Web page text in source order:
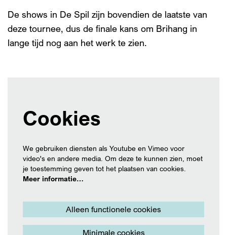
De shows in De Spil zijn bovendien de laatste van
deze tournee, dus de finale kans om Brihang in
lange tijd nog aan het werk te zien.
Cookies
We gebruiken diensten als Youtube en Vimeo voor
video's en andere media. Om deze te kunnen zien, moet
je toestemming geven tot het plaatsen van cookies.
Meer informatie…
Alleen functionele cookies
Minimale cookies